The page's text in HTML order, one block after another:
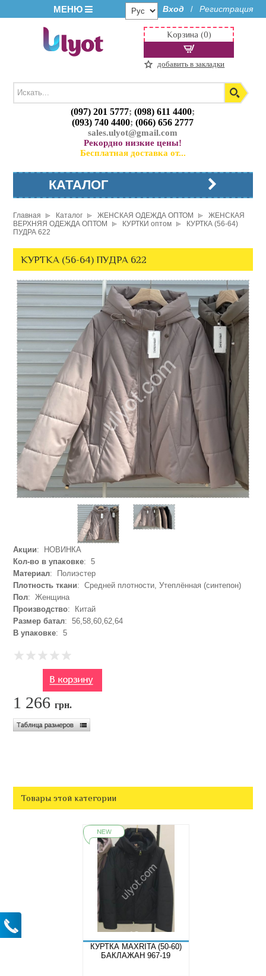
МЕНЮ Вход / Регистрация
(097) 201 5777;(098) 611 4400;
(093) 740 4400;(066) 656 2777
sales.ulyot@gmail.com
Рекордно низкие цены!
Бесплатная доставка от...
Корзина (0)
добавить в закладки
КАТАЛОГ
Главная Каталог ЖЕНСКАЯ ОДЕЖДА ОПТОМ
ЖЕНСКАЯ
ВЕРХНЯЯ ОДЕЖДА ОПТОМ
КУРТКИ оптом
КУРТКА (56-64)
ПУДРА 622
КУРТКА (56-64) ПУДРА 622
Акции: НОВИНКА
Кол-во в упаковке: 5
Материал: Полиэстер
Плотность ткани: Средней плотности, Утеплённая (синтепон)
Пол: Женщина
Производство: Китай
Размер батал: 56,58,60,62,64
В упаковке: 5
1 266грн.
Товары этой категории
КУРТКА MAXRITA (50-60)
БАКЛАЖАН 967-19